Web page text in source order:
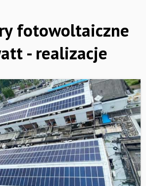
fotowoltaiczne
- realizacje